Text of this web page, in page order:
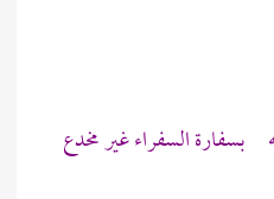
بسفارة السفراء غير مخدع